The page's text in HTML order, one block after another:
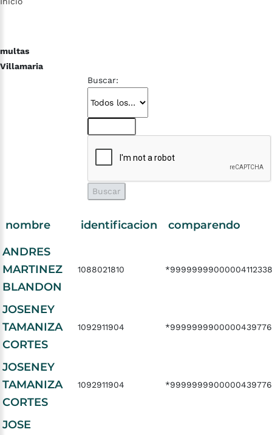
multas
Villamaria
Buscar:
nombre identificacion
comparendo
ANDRES
MARTINEZ
BLANDON
1088021810 *99999999000004112338
JOSENEY
TAMANIZA
CORTES
1092911904
JOSENEY
TAMANIZA
CORTES
1092911904
JOSE